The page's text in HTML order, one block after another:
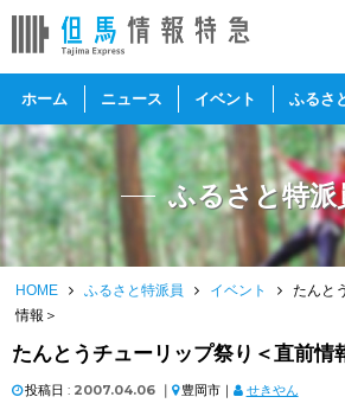
ホーム ニュース イベント ふるさ
ふるさと特派
HOME ふるさと特派員 イベント
たんと
情報＞
たんとうチューリップ祭り＜直前情
投稿日 : 2007.04.06 ｜ 豊岡市｜ せきやん